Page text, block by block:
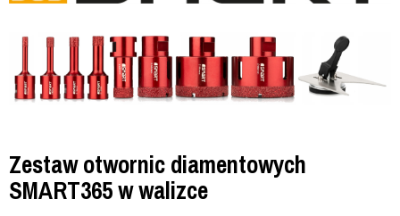
Zestaw otwornic diamentowych
SMART365 w walizce